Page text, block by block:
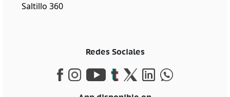
Saltillo 360
Redes Sociales